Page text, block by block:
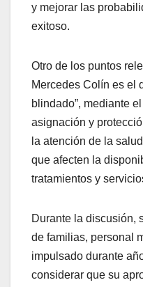
y mejorar las
exitoso.
Otro de los puntos
Mercedes Colín es el
blindado”, mediante
asignación y
la atención de la
que afecten la
tratamientos y
Durante la discusión,
de familias, personal
impulsado durante
considerar que su